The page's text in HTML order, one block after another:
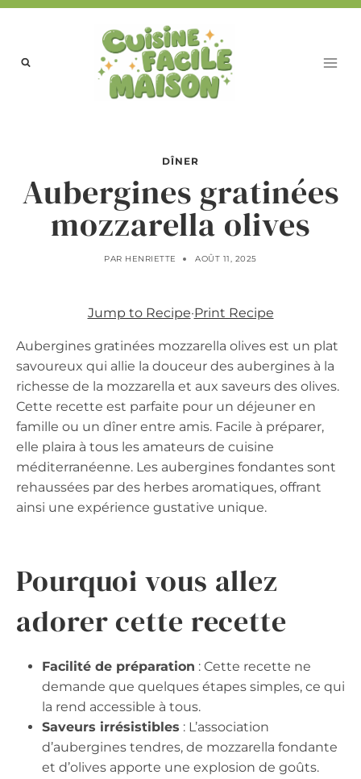
Aller
DÎNER
Aubergines gratinées
mozzarella olives
PAR HENRIETTE AOÛT 11, 2025
Jump to Recipe·Print Recipe
Aubergines gratinées mozzarella olives est un plat
savoureux qui allie la douceur des aubergines à la
richesse de la mozzarella et aux saveurs des olives.
Cette recette est parfaite pour un déjeuner en
famille ou un dîner entre amis. Facile à préparer,
elle plaira à tous les amateurs de cuisine
méditerranéenne. Les aubergines fondantes sont
rehaussées par des herbes aromatiques, offrant
ainsi une expérience gustative unique.
Pourquoi vous allez
adorer cette recette
Facilité de préparation : Cette recette ne
demande que quelques étapes simples, ce qui
la rend accessible à tous.
Saveurs irrésistibles : L’association
d’aubergines tendres, de mozzarella fondante
et d’olives apporte une explosion de goûts.